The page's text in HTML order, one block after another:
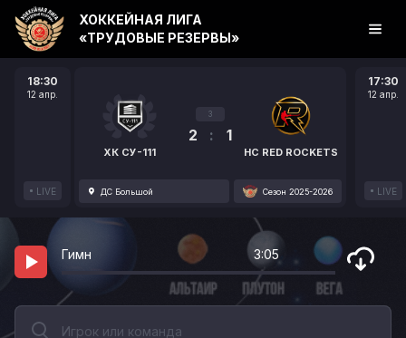
18:30
12 апр.
LIVE
ХК СУ-111
3
2 : 1
HC RED ROCKETS
ДС Большой Сезон 2025-2026
17:30
12 апр.
LIVE
ХОККЕЙНАЯ ЛИГА
«ТРУДОВЫЕ РЕЗЕРВЫ»
Гимн 3:05